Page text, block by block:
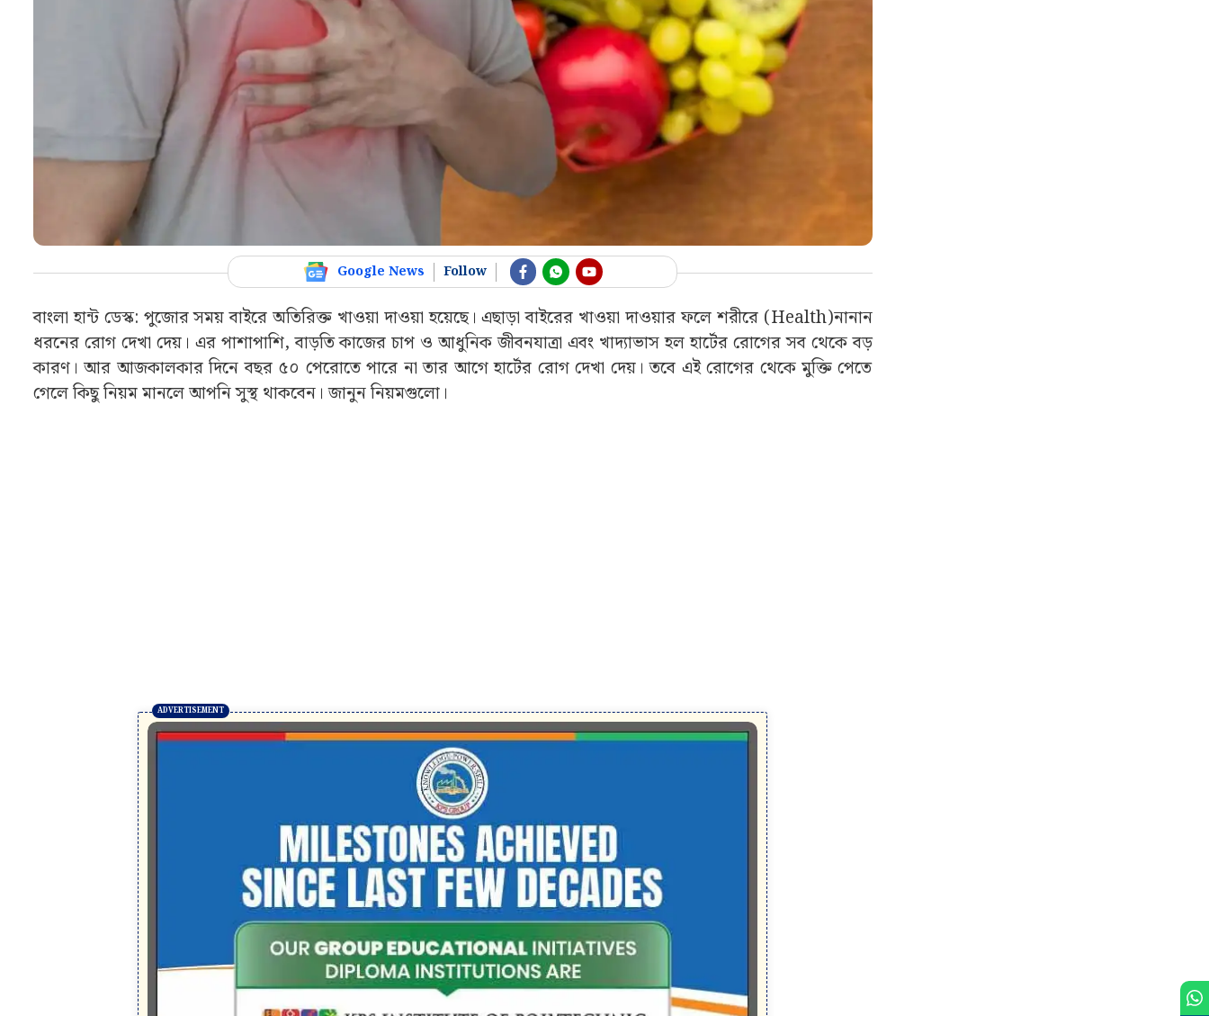
Google News Follow
বাংলা হান্ট ডেস্ক: পুজোর সময় বাইরে অতিরিক্ত খাওয়া দাওয়া হয়েছে। এছাড়া বাইরের খাওয়া দাওয়ার ফলে শরীরে (Health)নানান
ধরনের রোগ দেখা দেয়। এর পাশাপাশি, বাড়তি কাজের চাপ ও আধুনিক জীবনযাত্রা এবং খাদ্যাভাস হল হার্টের রোগের সব থেকে বড়
কারণ। আর আজকালকার দিনে বছর ৫০ পেরোতে পারে না তার আগে হার্টের রোগ দেখা দেয়। তবে এই রোগের থেকে মুক্তি পেতে
গেলে কিছু নিয়ম মানলে আপনি সুস্থ থাকবেন। জানুন নিয়মগুলো।